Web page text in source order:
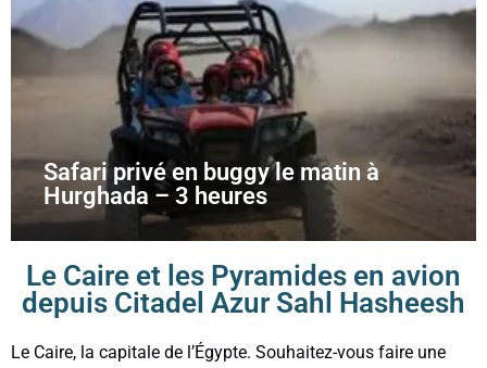
Safari privé en buggy le matin à
Hurghada – 3 heures
Le Caire et les Pyramides en avion
depuis Citadel Azur Sahl Hasheesh
Le Caire, la capitale de l’Égypte. Souhaitez-vous faire une